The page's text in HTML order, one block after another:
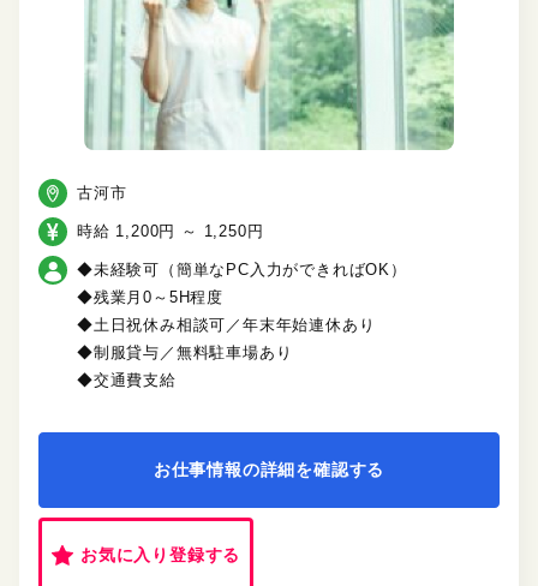
古河市
時給 1,200円 ～ 1,250円
◆未経験可（簡単なPC入力ができればOK）
◆残業月0～5H程度
◆土日祝休み相談可／年末年始連休あり
◆制服貸与／無料駐車場あり
◆交通費支給
お仕事情報の詳細を確認する
お気に入り登録する